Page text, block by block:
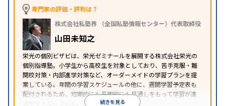
※2023年3月調査。小学校高学年の個別指導塾アンケート調査方法
専門家の評価・評判は？
株式会社私塾界 （全国私塾情報センター）代表取締役
山田未知之
栄光の個別ビザビは、栄光ゼミナールを展開する株式会社栄光の
個別指導塾。小学生から高校生を対象としており、苦手克服・難
関校対策・内部進学対策など、オーダーメイドの学習プランを提
案している。年間の学習スケジュールの他に、週間学習予定表も
配付されるため、短期的にも長期的にも見通しをもって学習が進
続きを見る